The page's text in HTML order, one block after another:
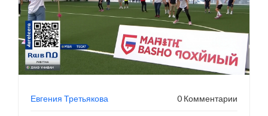
Евгения Третьякова 0 Комментарии